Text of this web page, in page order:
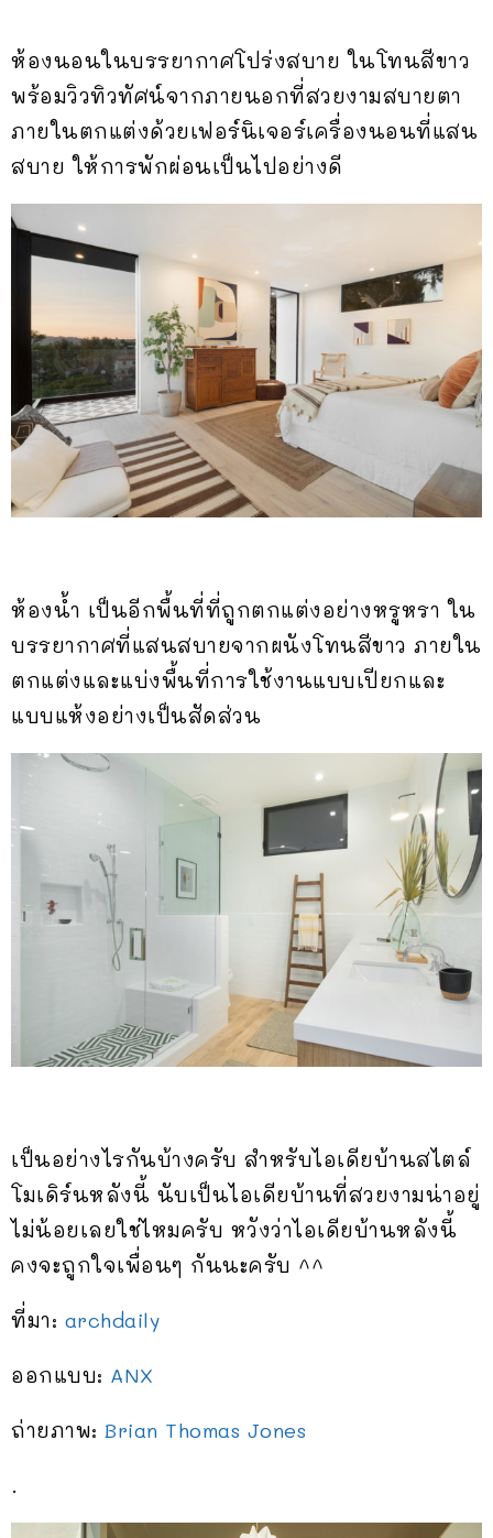
ห้องนอนในบรรยากาศโปร่งสบาย ในโทนสีขาว
พร้อมวิวทิวทัศน์จากภายนอกที่สวยงามสบายตา
ภายในตกแต่งด้วยเฟอร์นิเจอร์เครื่องนอนที่แสน
สบาย ให้การพักผ่อนเป็นไปอย่างดี
ห้องน้ำ เป็นอีกพื้นที่ที่ถูกตกแต่งอย่างหรูหรา ใน
บรรยากาศที่แสนสบายจากผนังโทนสีขาว ภายใน
ตกแต่งและแบ่งพื้นที่การใช้งานแบบเปียกและ
แบบแห้งอย่างเป็นสัดส่วน
เป็นอย่างไรกันบ้างครับ สำหรับไอเดียบ้านสไตล์
โมเดิร์นหลังนี้ นับเป็นไอเดียบ้านที่สวยงามน่าอยู่
ไม่น้อยเลยใช่ไหมครับ หวังว่าไอเดียบ้านหลังนี้
คงจะถูกใจเพื่อนๆ กันนะครับ ^^
ที่มา: archdaily
ออกแบบ: ANX
ถ่ายภาพ: Brian Thomas Jones
.